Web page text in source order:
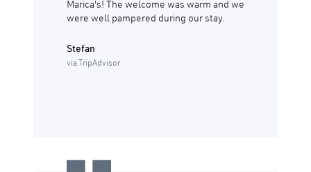
Marica's! The welcome was warm and we
were well pampered during our stay.
Stefan
via TripAdvisor